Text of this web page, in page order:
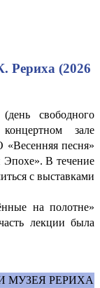
Рериха (2026
свободного
зале
песня»
В течение
с выставками
на полотне»
лекции была
МУЗЕЯ РЕРИХА